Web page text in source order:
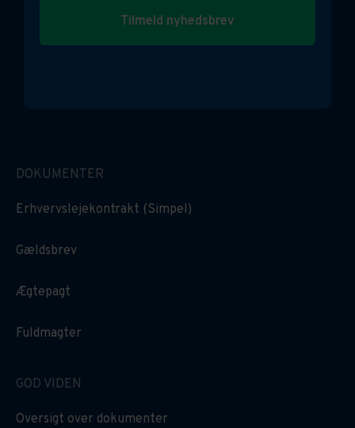
Tilmeld nyhedsbrev
DOKUMENTER
Erhvervslejekontrakt (Simpel)
Gældsbrev
Ægtepagt
Fuldmagter
GOD VIDEN
Oversigt over dokumenter